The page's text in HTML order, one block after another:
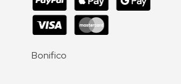
Bonifico